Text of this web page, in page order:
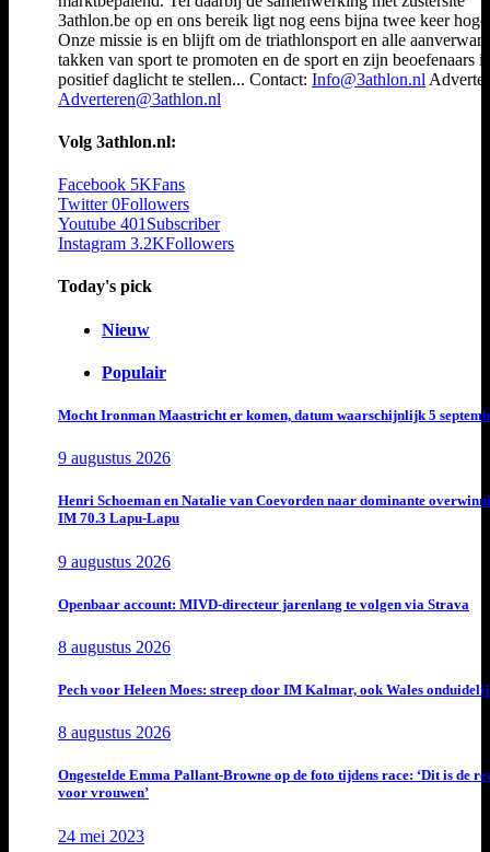
3athlon.be op en ons bereik ligt nog eens bijna twee keer
Onze missie is en blijft om de triathlonsport en alle
takken van sport te promoten en de sport en zijn beoefenaars
positief daglicht te stellen... Contact: Info@3athlon.nl
Adverteren@3athlon.nl
Volg 3athlon.nl:
Facebook 5KFans
Twitter 0Followers
Youtube 401 Subscriber
Instagram 3.2KFollowers
Today's pick
Nieuw
Populair
Mocht Ironman Maastricht er komen, datum waarschijnlijk 5
9 augustus 2026
Henri Schoeman en Natalie van Coevorden naar dominante
IM 70.3 Lapu-Lapu
9 augustus 2026
Openbaar account: MIVD-directeur jarenlang te volgen via Strava
8 augustus 2026
Pech voor Heleen Moes: streep door IM Kalmar, ook Wales
8 augustus 2026
Ongestelde Emma Pallant-Browne op de foto tijdens race: ‘Dit is de
voor vrouwen’
24 mei 2023